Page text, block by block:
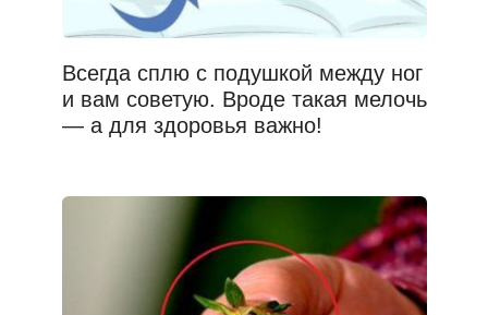
Всегда сплю с подушкой между ног
и вам советую. Вроде такая мелочь
— а для здоровья важно!